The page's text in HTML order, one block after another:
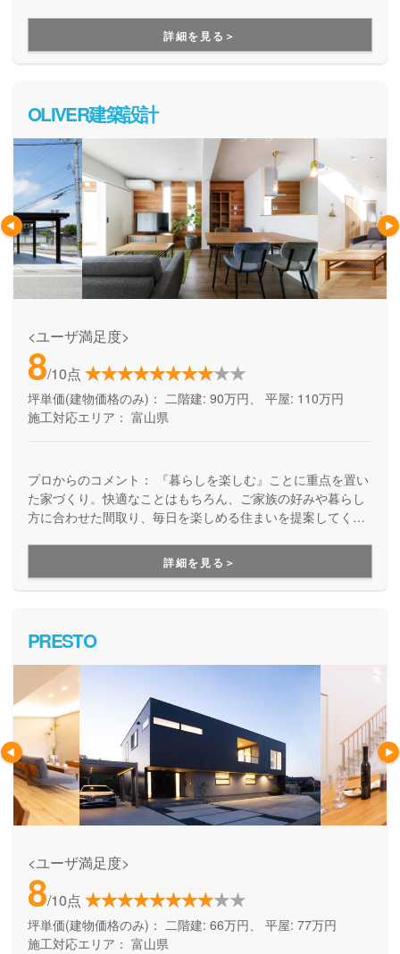
詳細を見る＞
OLIVER建築設計
<ユーザ満足度>
8/10点
坪単価(建物価格のみ)： 二階建: 90万円、 平屋: 110万円
施工対応エリア： 富山県
プロからのコメント：
『暮らしを楽しむ』ことに重点を置い
た家づくり。快適なことはもちろん、ご家族の好みや暮らし
方に合わせた間取り、毎日を楽しめる住まいを提案してくれ
くるコストを抑えられるエコな暮らしも実現。きっと末長く
愛着を持って住み続けられるマイホームになります。
詳細を見る＞
PRESTO
<ユーザ満足度>
8/10点
坪単価(建物価格のみ)： 二階建: 66万円、 平屋: 77万円
施工対応エリア： 富山県